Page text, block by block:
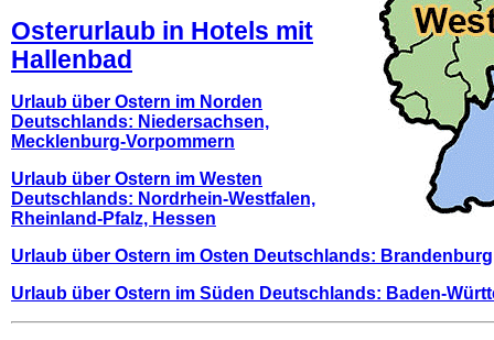
Osterurlaub in Hotels mit
Hallenbad
Urlaub über Ostern im Norden
Deutschlands: Niedersachsen,
Mecklenburg-Vorpommern
Urlaub über Ostern im Westen
Deutschlands: Nordrhein-Westfalen,
Rheinland-Pfalz, Hessen
Urlaub über Ostern im Osten Deutschlands:
Urlaub über Ostern im Süden Deutschlands: Baden-